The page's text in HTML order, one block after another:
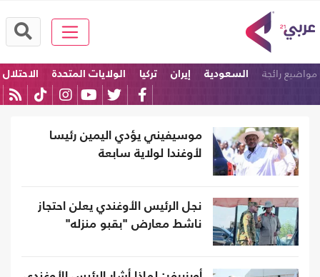
مواضيع رائجة السعودية إيران تركيا الولايات المتحدة
الاحتلال
موسيفيني يؤدي اليمين رئيسا
لأوغندا لولاية سابعة
نجل الرئيس الأوغندي يعلن احتجاز
ناشط معارض "بقبو منزله"